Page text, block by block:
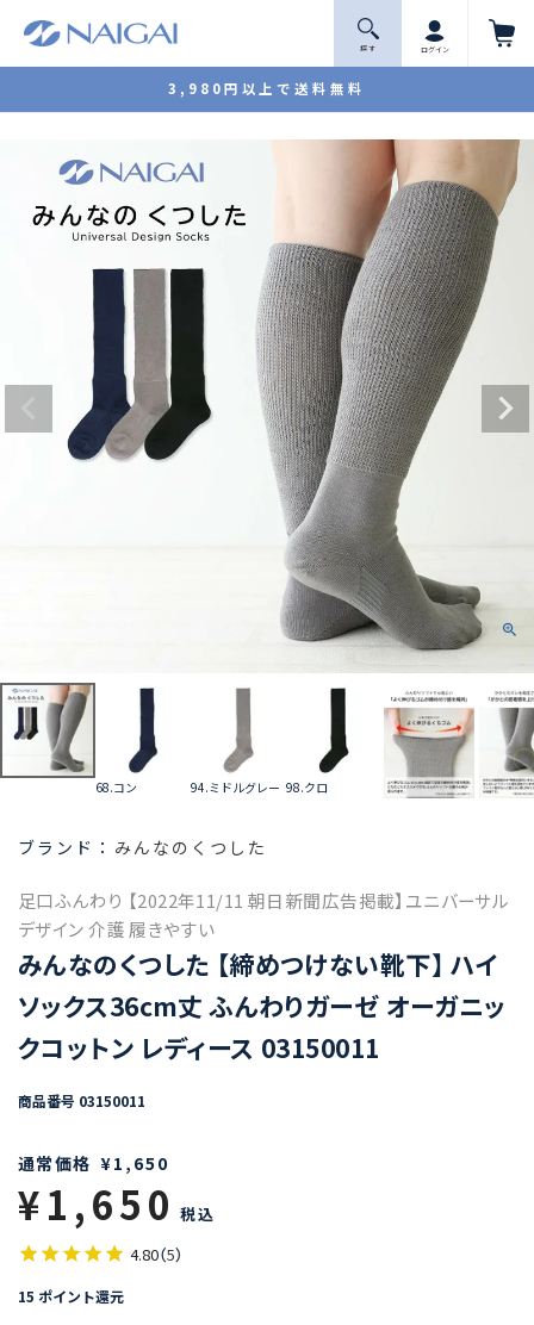
3,980円以上で送料無料
探 す ログイン
68.コン 94.ミドルグレー 98.クロ
みんなのくつした
足口ふんわり 【2022年11/11 朝日新聞広告掲載】ユニバーサル
デザイン 介護 履きやすい
みんなのくつした 【締めつけない靴下】 ハイ
ソックス36cm丈 ふんわりガーゼ オーガニッ
クコットン レディース 03150011
商品番号 03150011
通常価格 ¥1,650
¥1,650 税込
4.80（5）
15 ポイント還元